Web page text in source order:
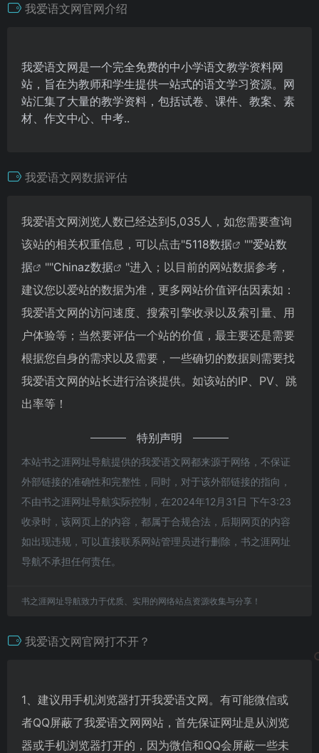
我爱语文网官网介绍
我爱语文网是一个完全免费的中小学语文教学资料网
站，旨在为教师和学生提供一站式的语文学习资源。网
站汇集了大量的教学资料，包括试卷、课件、教案、素
材、作文中心、中考..
我爱语文网数据评估
我爱语文网浏览人数已经达到5,035人，如您需要查询
该站的相关权重信息，可以点击"5118数据 ""爱站数
据
""Chinaz数据
"进入；以目前的网站数据参考，
建议您以爱站的数据为准，更多网站价值评估因素如：
我爱语文网的访问速度、搜索引擎收录以及索引量、用
户体验等；当然要评估一个站的价值，最主要还是需要
根据您自身的需求以及需要，一些确切的数据则需要找
我爱语文网的站长进行洽谈提供。如该站的IP、PV、跳
出率等！
特别声明
本站书之涯网址导航提供的我爱语文网都来源于网络，不保证
外部链接的准确性和完整性，同时，对于该外部链接的指向，
不由书之涯网址导航实际控制，在2024年12月31日 下午3:23
收录时，该网页上的内容，都属于合规合法，后期网页的内容
如出现违规，可以直接联系网站管理员进行删除，书之涯网址
导航不承担任何责任。
书之涯网址导航致力于优质、实用的网络站点资源收集与分享！
我爱语文网官网打不开？
1、建议用手机浏览器打开我爱语文网。有可能微信或
者QQ屏蔽了我爱语文网网站，首先保证网址是从浏览
器或手机浏览器打开的，因为微信和QQ会屏蔽一些未